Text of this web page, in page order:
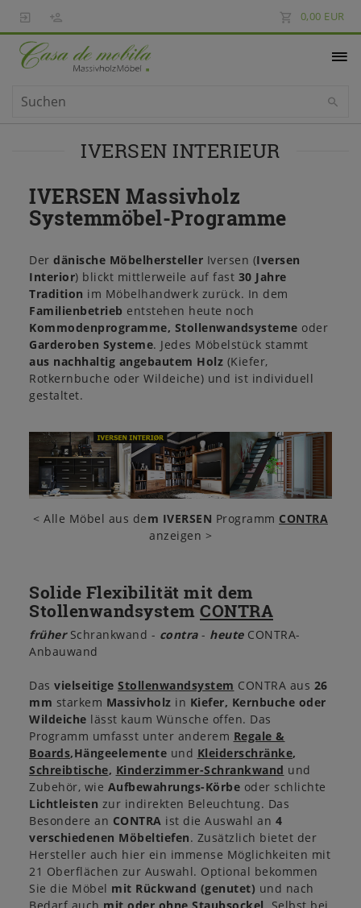
0,00 EUR
IVERSEN INTERIEUR
IVERSEN Massivholz
Systemmöbel-Programme
Der dänische Möbelhersteller Iversen (Iversen
Interior) blickt mittlerweile auf fast 30 Jahre
Tradition im Möbelhandwerk zurück. In dem
Familienbetrieb entstehen heute noch
Kommodenprogramme, Stollenwandsysteme oder
Garderoben Systeme. Jedes Möbelstück stammt
aus nachhaltig angebautem Holz (Kiefer,
Rotkernbuche oder Wildeiche) und ist individuell
gestaltet.
< Alle Möbel aus dem IVERSEN Programm CONTRA
anzeigen >
Solide Flexibilität mit dem
Stollenwandsystem CONTRA
früher Schrankwand - contra - heute CONTRA-
Anbauwand
Das vielseitige Stollenwandsystem CONTRA aus 26
mm starkem Massivholz in Kiefer, Kernbuche oder
Wildeiche lässt kaum Wünsche offen. Das
Programm umfasst unter anderem Regale &
Boards,Hängeelemente und Kleiderschränke,
Schreibtische, Kinderzimmer-Schrankwand und
Zubehör, wie Aufbewahrungs-Körbe oder schlichte
Lichtleisten zur indirekten Beleuchtung. Das
Besondere an CONTRA ist die Auswahl an 4
verschiedenen Möbeltiefen. Zusätzlich bietet der
Hersteller auch hier ein immense Möglichkeiten mit
21 Oberflächen zur Auswahl. Optional bekommen
Sie die Möbel mit Rückwand (genutet) und nach
Bedarf auch mit oder ohne Staubsockel. Selbst bei